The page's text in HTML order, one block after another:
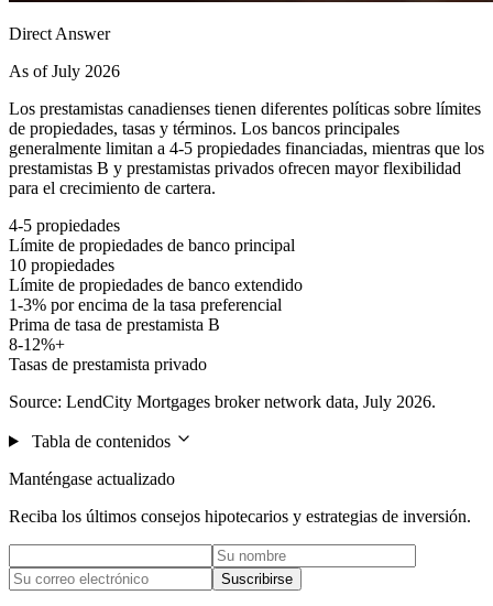
Direct Answer
As of July 2026
Los prestamistas canadienses tienen diferentes políticas sobre límites
de propiedades, tasas y términos. Los bancos principales
generalmente limitan a 4-5 propiedades financiadas, mientras que los
prestamistas B y prestamistas privados ofrecen mayor flexibilidad
para el crecimiento de cartera.
4-5 propiedades
Límite de propiedades de banco principal
10 propiedades
Límite de propiedades de banco extendido
1-3% por encima de la tasa preferencial
Prima de tasa de prestamista B
8-12%+
Tasas de prestamista privado
Source: LendCity Mortgages broker network data, July 2026.
Tabla de contenidos
Manténgase actualizado
Reciba los últimos consejos hipotecarios y estrategias de inversión.
Suscribirse